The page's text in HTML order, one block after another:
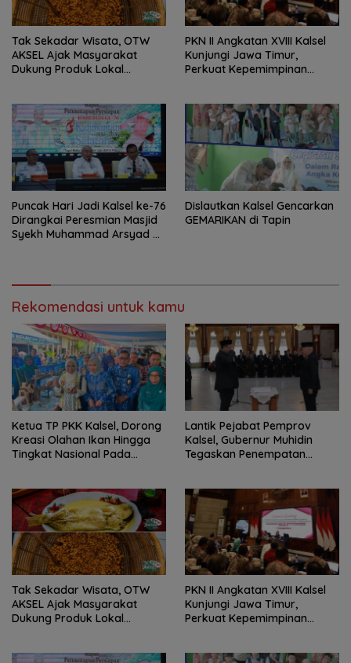
Tak Sekadar Wisata, OTW
AKSEL Ajak Masyarakat
Dukung Produk Lokal
PKN II Angkatan XVIII Kalsel
Kunjungi Jawa Timur,
Perkuat Kepemimpinan
Puncak Hari Jadi Kalsel ke-76
Dirangkai Peresmian Masjid
Syekh Muhammad Arsyad Al
Dislautkan Kalsel Gencarkan
GEMARIKAN di Tapin
Rekomendasi untuk kamu
Ketua TP PKK Kalsel, Dorong
Kreasi Olahan Ikan Hingga
Tingkat Nasional Pada
Lantik Pejabat Pemprov
Kalsel, Gubernur Muhidin
Tegaskan Penempatan
Tak Sekadar Wisata, OTW
AKSEL Ajak Masyarakat
Dukung Produk Lokal
PKN II Angkatan XVIII Kalsel
Kunjungi Jawa Timur,
Perkuat Kepemimpinan